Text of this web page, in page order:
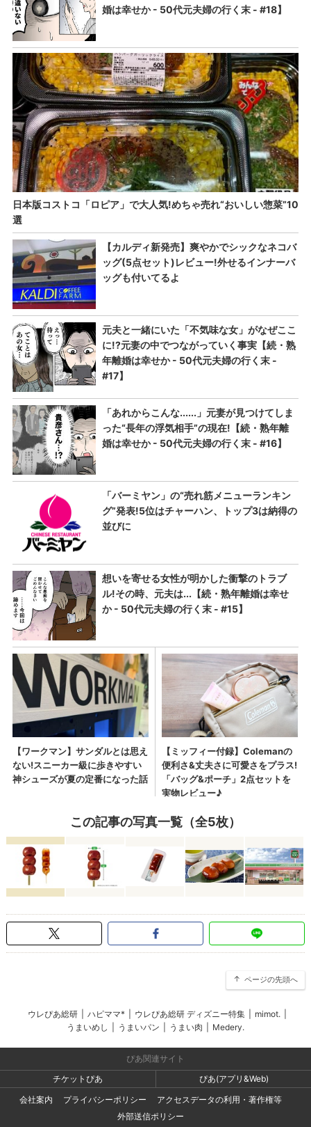
この記事の写真一覧（全5枚）
ページの先頭へ
ウレぴあ総研 ハピママ* ウレぴあ総研 ディズニー特集 mimot.
うまいめし
うまいパン うまい肉 Medery.
ぴあ関連サイト
チケットぴあ
ぴあ(アプリ&Web)
会社案内
プライバシーポリシー
アクセスデータの利用・著作権等
外部送信ポリシー